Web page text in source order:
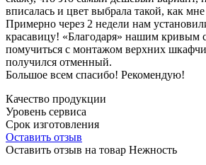
вписалась и цвет выбрала такой, как
Примерно через 2 недели нам
красавицу! «Благодаря» нашим кривым
помучиться с монтажом верхних
получился отменный.
Большое всем спасибо! Рекомендую!
Качество продукции
Уровень сервиса
Срок изготовления
Оставить отзыв
Оставить отзыв на товар Нежность